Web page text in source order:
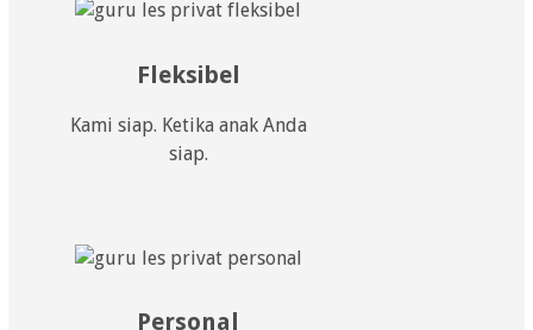
Fleksibel
Kami siap. Ketika anak Anda
siap.
Personal